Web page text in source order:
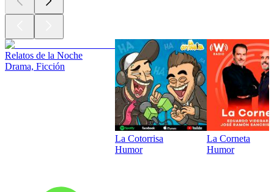
Relatos de la Noche
Drama, Ficción
La Cotorrisa
Humor
La Corneta
Humor